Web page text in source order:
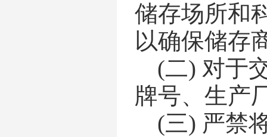
储存场所和
以确保储存
(二) 对于
牌号、生产
(三) 严禁